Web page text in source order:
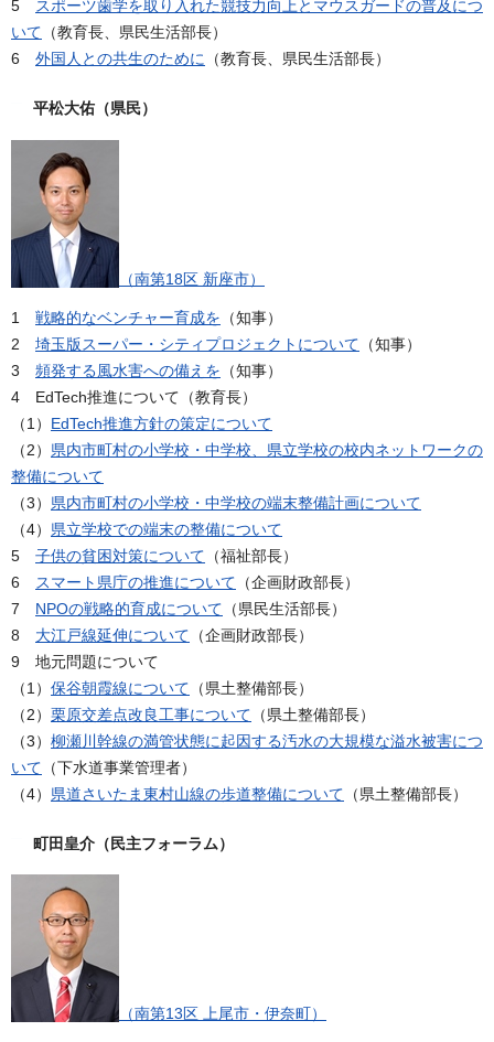
5 スポーツ歯学を取り入れた競技力向上とマウスガードの普及につ
いて （教育長、県民生活部長）
6 外国人との共生のために （教育長、県民生活部長）
平松大佑（県民）
（南第18区 新座市）
1 戦略的なベンチャー育成を （知事）
2 埼玉版スーパー・シティプロジェクトについて （知事）
3 頻発する風水害への備えを （知事）
4 EdTech推進について（教育長）
（1） EdTech推進方針の策定について
（2） 県内市町村の小学校・中学校、県立学校の校内ネットワークの
整備について
（3） 県内市町村の小学校・中学校の端末整備計画について
（4） 県立学校での端末の整備について
5 子供の貧困対策について （福祉部長）
6
スマート県庁の推進について （企画財政部長）
7 NPOの戦略的育成について （県民生活部長）
8 大江戸線延伸について （企画財政部長）
9 地元問題について
（1） 保谷朝霞線について （県土整備部長）
（2） 栗原交差点改良工事について （県土整備部長）
（3） 柳瀬川幹線の満管状態に起因する汚水の大規模な溢水被害につ
いて （下水道事業管理者）
（4） 県道さいたま東村山線の歩道整備について （県土整備部長）
町田皇介（民主フォーラム）
（南第13区 上尾市・伊奈町）